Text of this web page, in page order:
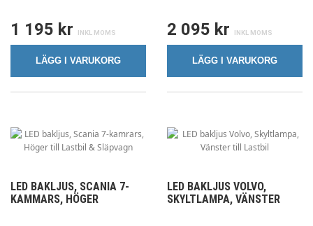
1 195 kr
LÄGG I VARUKORG
2 095 kr
LÄGG I VARUKORG
LED BAKLJUS, SCANIA 7-
KAMMARS, HÖGER
LED BAKLJUS VOLVO,
SKYLTLAMPA, VÄNSTER